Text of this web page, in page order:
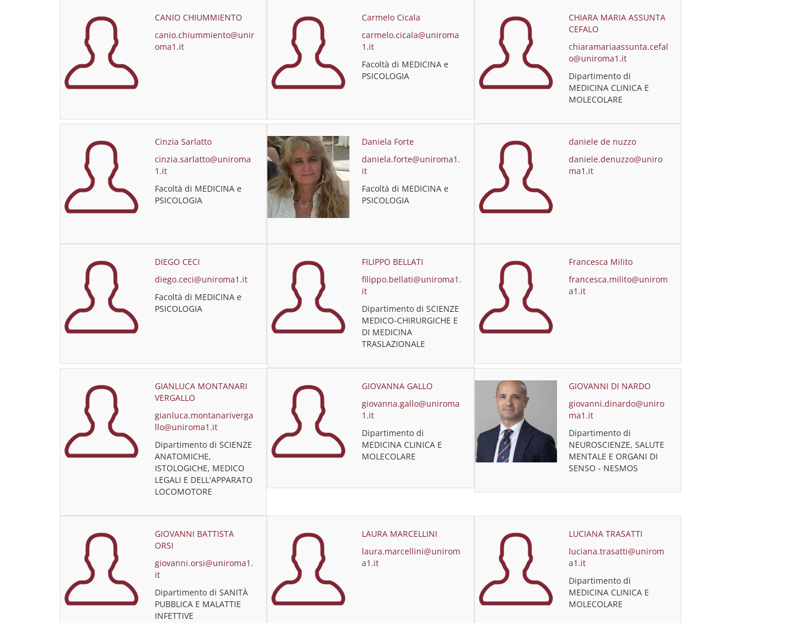
CANIO CHIUMMIENTO
canio.chiummiento@unir
oma1.it
Carmelo Cicala
carmelo.cicala@uniroma
1.it
Facoltà di MEDICINA e
PSICOLOGIA
CHIARA MARIA ASSUNTA
CEFALO
chiaramariaassunta.cefal
o@uniroma1.it
Dipartimento di
MEDICINA CLINICA E
MOLECOLARE
Cinzia Sarlatto
cinzia.sarlatto@uniroma
1.it
Facoltà di MEDICINA e
PSICOLOGIA
Daniela Forte
daniela.forte@uniroma1.
it
Facoltà di MEDICINA e
PSICOLOGIA
daniele de nuzzo
daniele.denuzzo@uniro
ma1.it
DIEGO CECI
diego.ceci@uniroma1.it
Facoltà di MEDICINA e
PSICOLOGIA
FILIPPO BELLATI
filippo.bellati@uniroma1.
it
Dipartimento di SCIENZE
MEDICO-CHIRURGICHE E
DI MEDICINA
TRASLAZIONALE
Francesca Milito
francesca.milito@unirom
a1.it
GIANLUCA MONTANARI
VERGALLO
gianluca.montanariverga
llo@uniroma1.it
Dipartimento di SCIENZE
ANATOMICHE,
ISTOLOGICHE, MEDICO
LEGALI E DELL'APPARATO
LOCOMOTORE
GIOVANNA GALLO
giovanna.gallo@uniroma
1.it
Dipartimento di
MEDICINA CLINICA E
MOLECOLARE
GIOVANNI DI NARDO
giovanni.dinardo@uniro
ma1.it
Dipartimento di
NEUROSCIENZE, SALUTE
MENTALE E ORGANI DI
SENSO - NESMOS
GIOVANNI BATTISTA
ORSI
giovanni.orsi@uniroma1.
it
Dipartimento di SANITÀ
PUBBLICA E MALATTIE
INFETTIVE
LAURA MARCELLINI
laura.marcellini@unirom
a1.it
LUCIANA TRASATTI
luciana.trasatti@unirom
a1.it
Dipartimento di
MEDICINA CLINICA E
MOLECOLARE